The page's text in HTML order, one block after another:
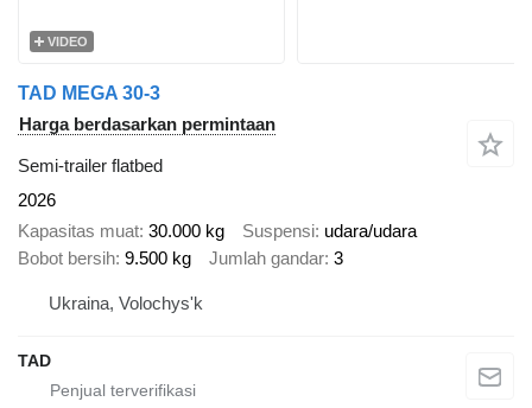
VIDEO
TAD MEGA 30-3
Harga berdasarkan permintaan
Semi-trailer flatbed
2026
Kapasitas muat 30.000 kg Suspensi udara/udara
Bobot bersih 9.500 kg Jumlah gandar 3
Ukraina, Volochys'k
TAD